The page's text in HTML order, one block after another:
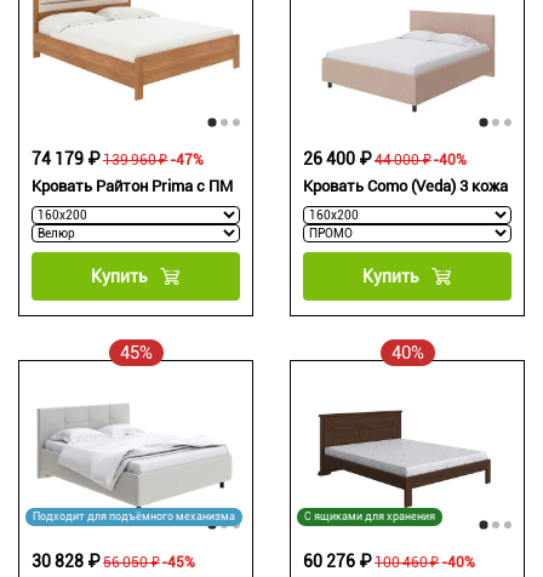
Кровать Райтон Prima с ПМ
139 960 ₽
74 179 ₽ -47%
Купить
Кровать Como (Veda) 3 кожа
44 000 ₽
26 400 ₽ -40%
Купить
45%
Подходит для подъёмного механизма
56 050 ₽
30 828 ₽ -45%
40%
С ящиками для хранения
100 460 ₽
60 276 ₽ -40%